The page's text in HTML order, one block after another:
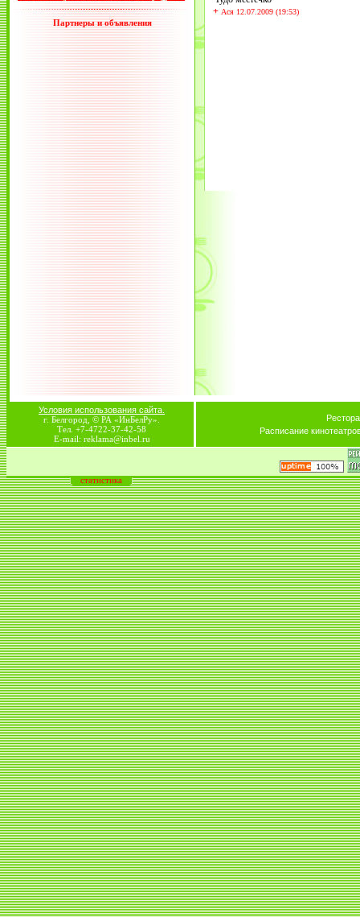
Партнеры и объявления
+ Ася 12.07.2009 (19:53)
Условия использования сайта.
г. Белгород, © РА «ИнБелРу».
Тел. +7-4722-37-42-58
E-mail: reklama@inbel.ru
Расписание
статистика